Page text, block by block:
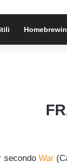
secondo War